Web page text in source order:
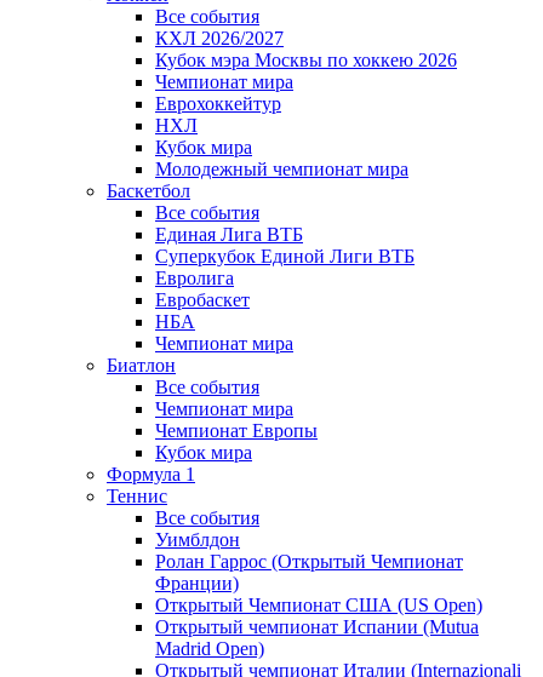
Все события
КХЛ 2026/2027
Кубок мэра Москвы по хоккею 2026
Чемпионат мира
Еврохоккейтур
НХЛ
Кубок мира
Молодежный чемпионат мира
Баскетбол
Все события
Единая Лига ВТБ
Суперкубок Единой Лиги ВТБ
Евролига
Евробаскет
НБА
Чемпионат мира
Биатлон
Все события
Чемпионат мира
Чемпионат Европы
Кубок мира
Формула 1
Теннис
Все события
Уимблдон
Ролан Гаррос (Открытый Чемпионат
Франции)
Открытый Чемпионат США (US Open)
Открытый чемпионат Испании (Mutua
Madrid Open)
Открытый чемпионат Италии (Internazionali